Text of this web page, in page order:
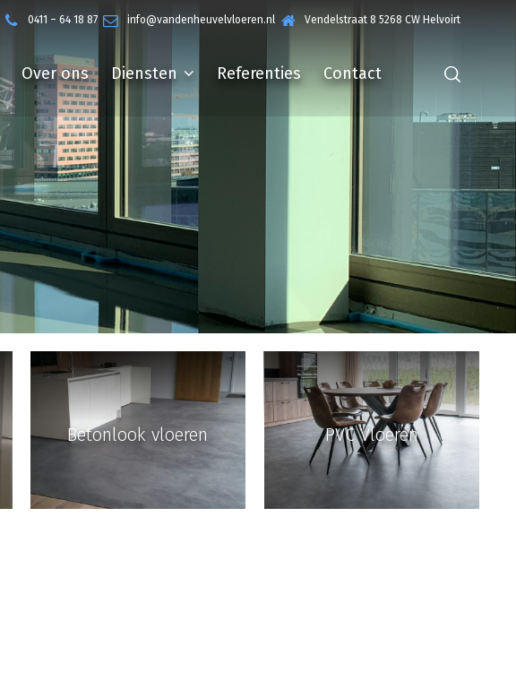
0411 – 64 18 87 info@vandenheuvelvloeren.nl Vendelstraat 8 5268 CW Helvoirt
Over ons Diensten Referenties Contact
Betonlook vloeren PVC Vloeren